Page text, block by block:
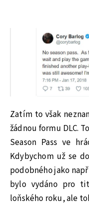
Zatím to však
žádnou formu DLC.
Season Pass ve
Kdybychom už se
podobného jako
bylo vydáno pro
loňského roku, ale